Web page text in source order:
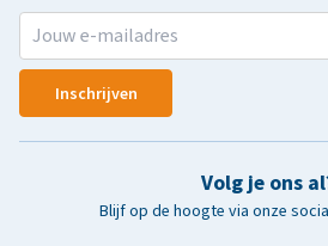
Inschrijven
Volg je ons
Blijf op de hoogte via onze